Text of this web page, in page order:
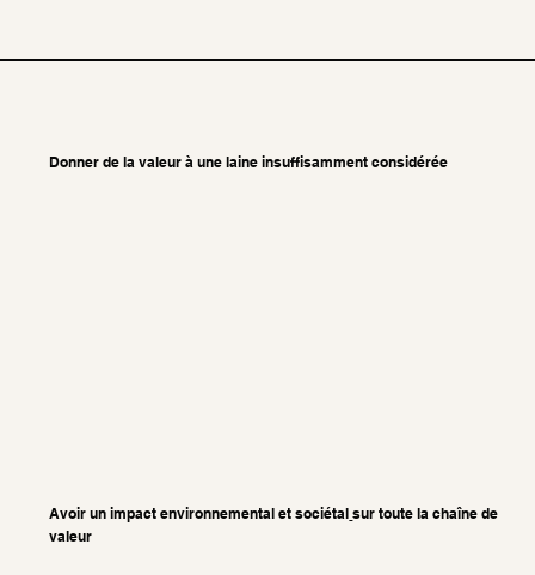
Donner de la valeur à une laine insuffisamment considérée
Avoir un impact environnemental et sociétal sur toute la chaîne de
valeur